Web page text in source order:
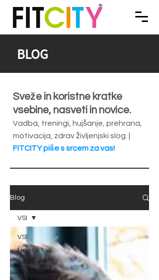
FITCITY Fitnes center v mestu | Gym & Spinning
FITNES. OSEBNO TRENERSTVO. VODENE VADBE Ljubljana. SPINNING®. FITCITY Fitnes
center & Gym v Ljubljani je sodoben fitnes v centru Ljubljane, ki spodbuja zdrav način
življenja skozi kvalitetno rekreacijo in športne storitve, ki popestrijo um, telo in duha.
Dobrodošli v FITCITY Fitnes & Gym, v centru Ljubljane! | We promote a Healthy lifestyle
through quality recreation and sports services that enrich Your Mind, Body and Spirit.
Welcome to FITCITY Fitness Gym in City Center Ljubljana!
BLOG
Sveže in koristne kratke
vsebine, nasveti in novice.
Vadba, treningi, hujšanje, prehrana,
motivacija, zdrav življenjski slog. |
FITCITY piše s srcem za vas!
Blog
VSI
Novice
Fitnes
Prehrana
VSI